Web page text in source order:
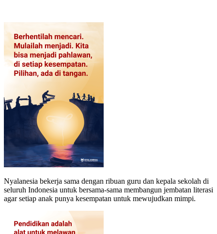
Nyalanesia bekerja sama dengan ribuan guru dan kepala sekolah di
seluruh Indonesia untuk bersama-sama membangun jembatan literasi
agar setiap anak punya kesempatan untuk mewujudkan mimpi.